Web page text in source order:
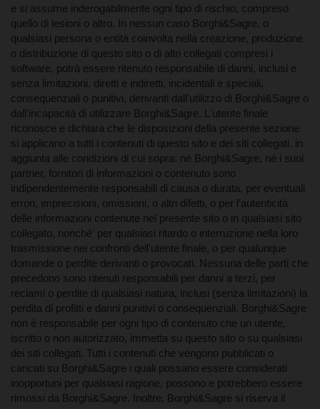
e si assume inderogabilmente ogni tipo di rischio, compreso
quello di lesioni o altro. In nessun caso Borghi&Sagre, o
qualsiasi persona o entità coinvolta nella creazione, produzione
o distribuzione di questo sito o di altri collegati compresi i
software, potrà essere ritenuto responsabile di danni, inclusi e
senza limitazioni, diretti e indiretti, incidentali e speciali,
consequenziali o punitivi, derivanti dall'utilizzo di Borghi&Sagre o
dall'incapacità di utilizzare Borghi&Sagre. L'utente finale
riconosce e dichiara che le disposizioni della presente sezione
si applicano a tutti i contenuti di questo sito e dei siti collegati. in
aggiunta alle condizioni di cui sopra: né Borghi&Sagre, né i suoi
partner, fornitori di informazioni o contenuto sono
indipendentemente responsabili di causa o durata, per eventuali
errori, imprecisioni, omissioni, o altri difetti, o per l’autenticità
delle informazioni contenute nel presente sito o in qualsiasi sito
collegato, nonché' per qualsiasi ritardo o interruzione nella loro
trasmissione nei confronti dell'utente finale, o per qualunque
domande o perdite derivanti o provocati. Nessuna delle parti che
precedono sono ritenuti responsabili per danni a terzi, per
reclami o perdite di qualsiasi natura, inclusi (senza limitazioni) la
perdita di profitti e danni punitivi o consequenziali. Borghi&Sagre
non è responsabile per ogni tipo di contenuto che un utente,
iscritto o non autorizzato, immetta su questo sito o su qualsiasi
dei siti collegati. Tutti i contenuti che vengono pubblicati o
caricati su Borghi&Sagre i quali possano essere considerati
inopportuni per qualsiasi ragione, possono e potrebbero essere
rimossi da Borghi&Sagre. Inoltre, Borghi&Sagre si riserva il